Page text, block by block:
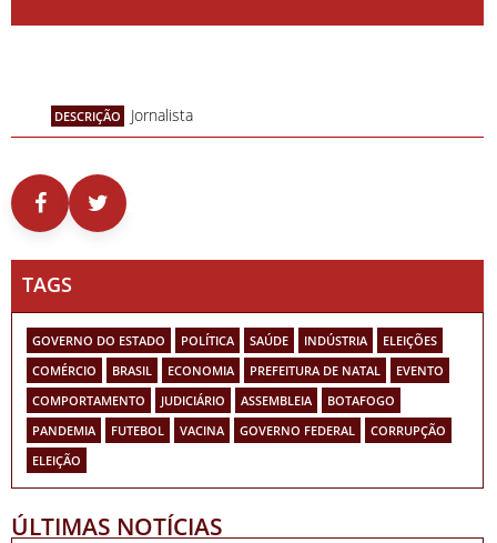
DESCRIÇÃO Jornalista
TAGS
GOVERNO DO ESTADO POLÍTICA SAÚDE INDÚSTRIA
ELEIÇÕES
COMÉRCIO
BRASIL ECONOMIA PREFEITURA DE NATAL
EVENTO
COMPORTAMENTO
JUDICIÁRIO ASSEMBLEIA
BOTAFOGO
PANDEMIA
FUTEBOL VACINA GOVERNO FEDERAL
CORRUPÇÃO
ELEIÇÃO
ÚLTIMAS NOTÍCIAS